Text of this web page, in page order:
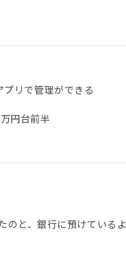
リで管理ができる
円台前半
のと、銀行に預けている